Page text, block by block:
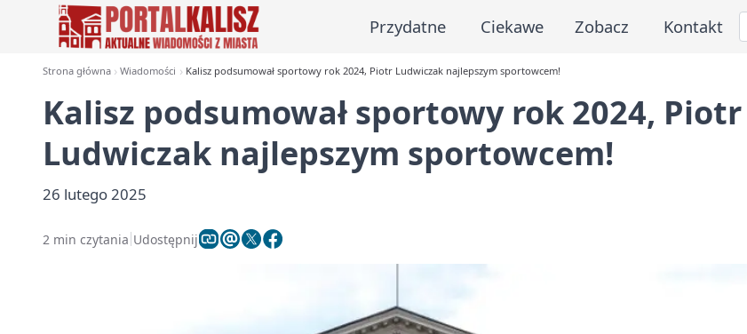
Przydatne Ciekawe Zobacz Kontakt
Strona główna Wiadomości Kalisz podsumował sportowy rok 2024, Piotr Ludwiczak najlepszym sportowcem!
Kalisz podsumował sportowy rok 2024, Piotr
Ludwiczak najlepszym sportowcem!
26 lutego 2025
2 min czytania Udostępnij